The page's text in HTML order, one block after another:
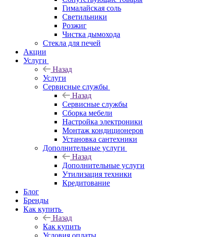
Гималайская соль
Светильники
Розжиг
Чистка дымохода
Стекла для печей
Акции
Услуги
Назад
Услуги
Сервисные службы
Назад
Сервисные службы
Сборка мебели
Настройка электроники
Монтаж кондиционеров
Установка сантехники
Дополнительные услуги
Назад
Дополнительные услуги
Утилизация техники
Кредитование
Блог
Бренды
Как купить
Назад
Как купить
Условия оплаты